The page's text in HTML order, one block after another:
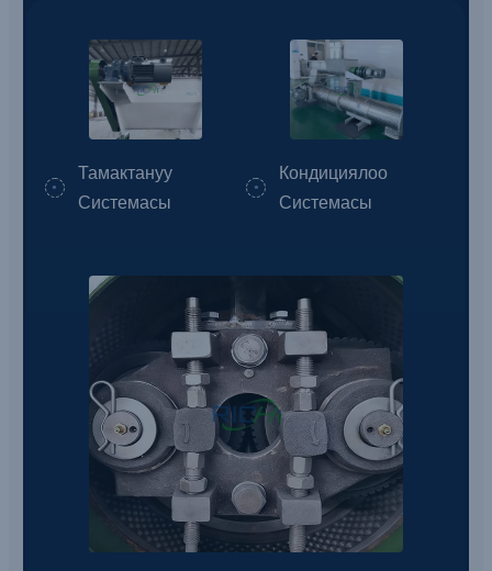
Тамактануу
Системасы
Кондициялоо
Системасы